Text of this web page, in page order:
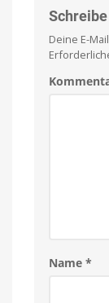
Deine E-
Name *